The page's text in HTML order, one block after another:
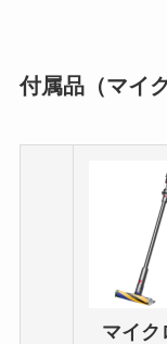
付属品（マイ
マイク